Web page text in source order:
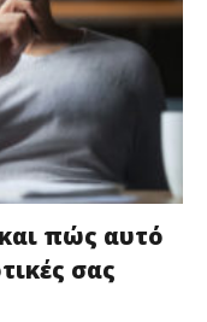
και πώς αυτό
σας